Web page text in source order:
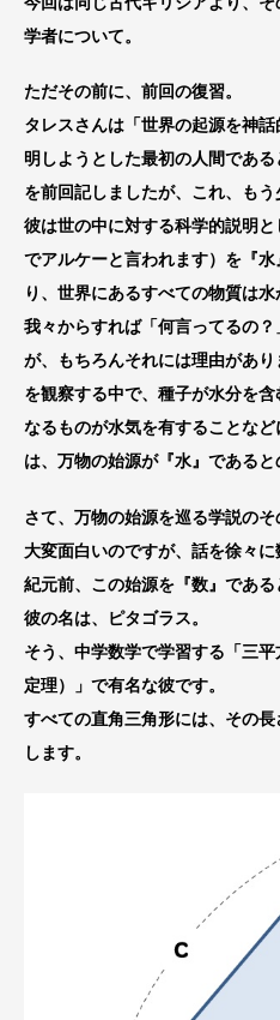
学者について。
ただその前に、前回の復習。
タレスさんは「世界の起源を神
明しようとした最初の人間であ
を前回記しましたが、これ、もう
彼は世の中に対する科学的説明
でアルケーと言われます）を『
り、世界にあるすべての物質は
我々からすれば「何言ってるの
が、もちろんそれには理由があ
を観察する中で、種子が水分を
なるものが水気を有することな
は、万物の始源が『水』であると
さて、万物の始源を巡る学説の
大変面白いのですが、話を徐々に
紀元前、この始源を『数』である
彼の名は、ピタゴラス。
そう、中学数学で学習する「三
定理）」で有名な彼です。
すべての直角三角形には、その
します。